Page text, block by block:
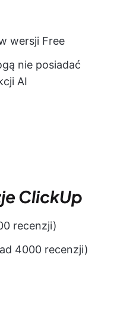
wersji Free
nie posiadać
AI
ClickUp
recenzji)
4000 recenzji)